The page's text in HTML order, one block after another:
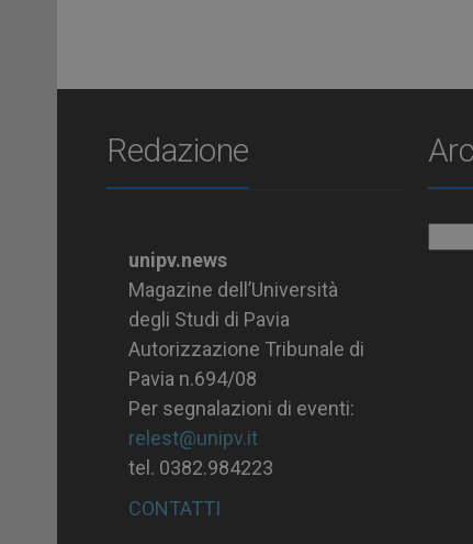
Redazione
unipv.news
Magazine dell’Università
degli Studi di Pavia
Autorizzazione Tribunale di
Pavia n.694/08
Per segnalazioni di eventi:
relest@unipv.it
tel. 0382.984223
CONTATTI